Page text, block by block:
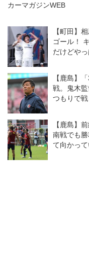
カーマガジンWEB
【町田】
ゴール！
だけどや
【鹿島】
戦。鬼木
つもりで戦
【鹿島】
南戦でも
て向かって